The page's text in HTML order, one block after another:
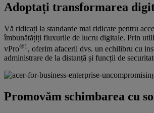
Adoptați transformarea
Vă ridicați la standarde mai ridicate pentru
îmbunătățiți fluxurile de lucru digitale. Prin
vPro®1, oferim afacerii dvs. un echilibru cu
administrare de la distanță și funcții de
Promovăm schimbarea cu